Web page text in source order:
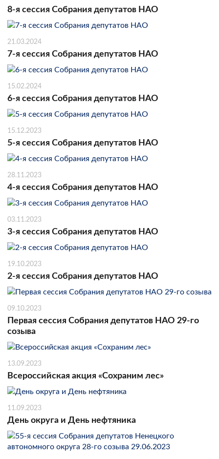
8-я сессия Собрания депутатов НАО
21.03.2024
7-я сессия Собрания депутатов НАО
15.02.2024
6-я сессия Собрания депутатов НАО
15.12.2023
5-я сессия Собрания депутатов НАО
28.11.2023
4-я сессия Собрания депутатов НАО
03.11.2023
3-я сессия Собрания депутатов НАО
19.10.2023
2-я сессия Собрания депутатов НАО
09.10.2023
Первая сессия Собрания депутатов НАО 29-го
созыва
13.09.2023
Всероссийская акция «Сохраним лес»
11.09.2023
День округа и День нефтяника